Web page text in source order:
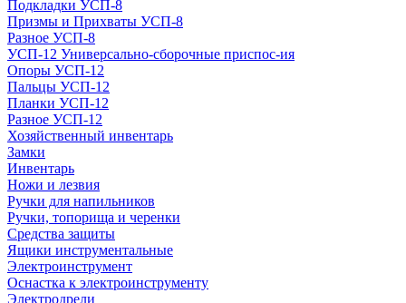
Подкладки УСП-8
Призмы и Прихваты УСП-8
Разное УСП-8
УСП-12 Универсально-сборочные приспос-ия
Опоры УСП-12
Пальцы УСП-12
Планки УСП-12
Разное УСП-12
Хозяйственный инвентарь
Замки
Инвентарь
Ножи и лезвия
Ручки для напильников
Ручки, топорища и черенки
Средства защиты
Ящики инструментальные
Электроинструмент
Оснастка к электроинструменту
Электродрели